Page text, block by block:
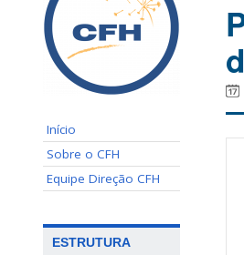
Início
Sobre o CFH
Equipe Direção CFH
ESTRUTURA